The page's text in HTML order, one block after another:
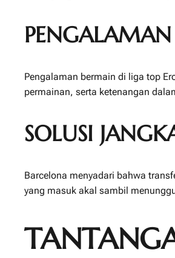
Pengalaman bermain di liga top
permainan, serta ketenangan
SOLUSI
Barcelona menyadari bahwa
yang masuk akal sambil